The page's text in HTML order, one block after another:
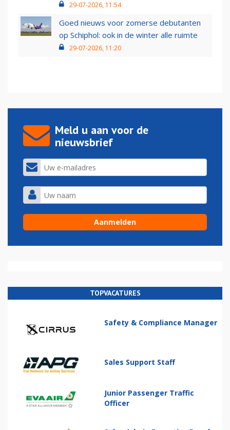
29-07-2026, 11:54
Goed nieuws voor zomerse debutanten
op Schiphol: ook in de winter alle ruimte
29-07-2026, 11:20
Meld u aan voor de
nieuwsbrief
TOPVACATURES
Safety & Compliance Manager
Sales Support Staff
Junior Passenger Traffic
Officer